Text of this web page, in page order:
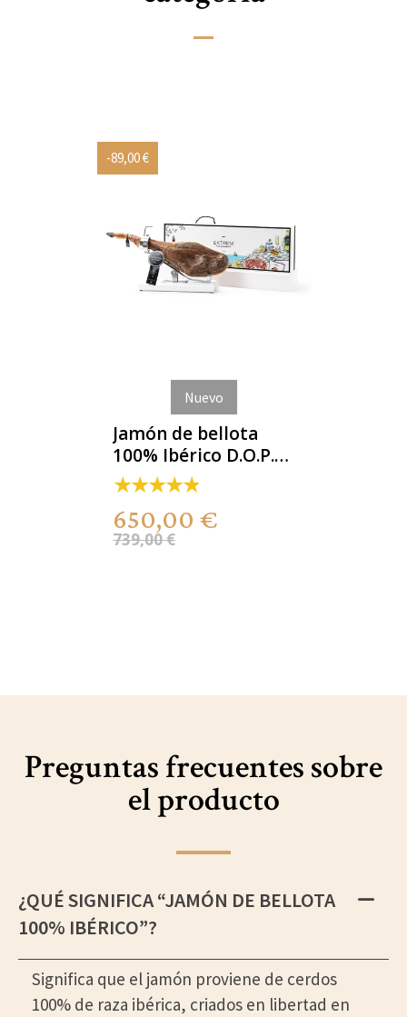
-89,00 €
Nuevo
Jamón de bellota
100% Ibérico D.O.P.
Dehesa de
Extremadura
650,00 €
739,00 €
Preguntas frecuentes sobre
el producto
¿QUÉ SIGNIFICA “JAMÓN DE BELLOTA
100% IBÉRICO”?
Significa que el jamón proviene de cerdos
100% de raza ibérica, criados en libertad en